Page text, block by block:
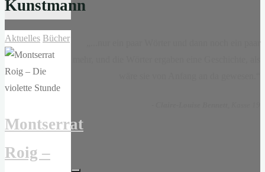
Kunstmann
Aktuelles Bücher
Montserrat
Roig –